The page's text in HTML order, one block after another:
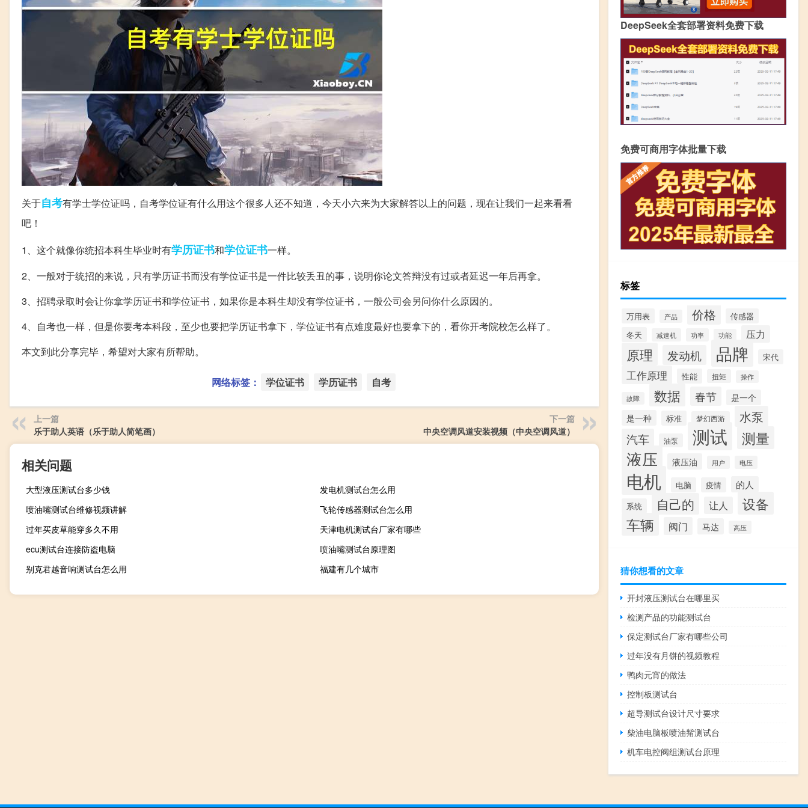
关于自考有学士学位证吗，自考学位证有什么用这个很多人还不知道，今天小六来为大家解答以上的问题，现在让我们一起来看看
吧！
1、这个就像你统招本科生毕业时有学历证书和学位证书一样。
2、一般对于统招的来说，只有学历证书而没有学位证书是一件比较丢丑的事，说明你论文答辩没有过或者延迟一年后再拿。
3、招聘录取时会让你拿学历证书和学位证书，如果你是本科生却没有学位证书，一般公司会另问你什么原因的。
4、自考也一样，但是你要考本科段，至少也要把学历证书拿下，学位证书有点难度最好也要拿下的，看你开考院校怎么样了。
本文到此分享完毕，希望对大家有所帮助。
网络标签： 学位证书 学历证书 自考
上一篇
乐于助人英语（乐于助人简笔画）
下一篇
中央空调风道安装视频（中央空调风道）
相关问题
大型液压测试台多少钱
发电机测试台怎么用
喷油嘴测试台维修视频讲解
飞轮传感器测试台怎么用
过年买皮草能穿多久不用
天津电机测试台厂家有哪些
ecu测试台连接防盗电脑
喷油嘴测试台原理图
别克君越音响测试台怎么用
福建有几个城市
DeepSeek全套部署资料免费下载
免费可商用字体批量下载
标签
万用表 产品 价格
传感器
冬天
减速机 功率 功能 压力
原理 发动机 品牌 宋代
工作原理 性能 扭矩 操作
故障 数据 春节
是一个
是一种
标准 梦幻西游 水泵
汽车 油泵 测试 测量
液压 液压油 用户 电压
电机 电脑 疫情 的人
系统 自己的 让人
设备
车辆
阀门 马达 高压
猜你想看的文章
开封液压测试台在哪里买
检测产品的功能测试台
保定测试台厂家有哪些公司
过年没有月饼的视频教程
鸭肉元宵的做法
控制板测试台
超导测试台设计尺寸要求
柴油电脑板喷油觜测试台
机车电控阀组测试台原理